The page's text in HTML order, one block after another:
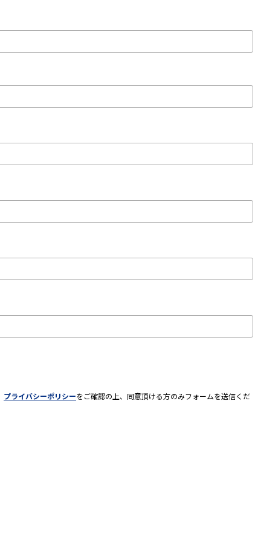
プライバシーポリシーをご確認の上、同意頂ける方のみフォームを送信くだ